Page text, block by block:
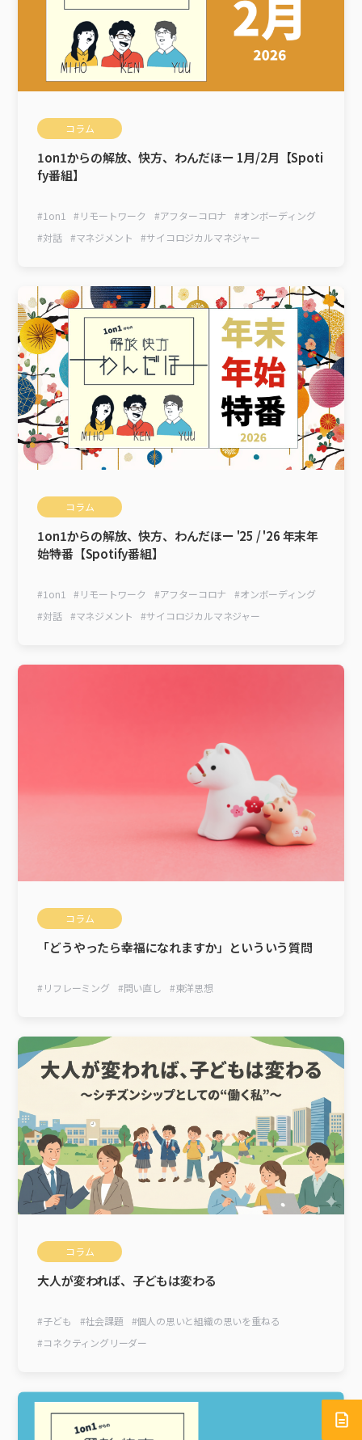
サ
コラム
1on1からの解放、快方、わんだほー 1月/2月【Spoti
fy番組】
#1on1 # リモートワーク #アフターコロナ #オンボーディング
#対話 #マネジメント #サイコロジカルマネジャー
コラム
1on1からの解放、快方、わんだほー '25 / '26 年末年
始特番【Spotify番組】
#1on1 # リモートワーク #アフターコロナ #オンボーディング
#対話 #マネジメント #サイコロジカルマネジャー
コラム
「どうやったら幸福になれますか」といういう質問
# リフレーミング #問い直し #東洋思想
コラム
大人が変われば、子どもは変わる
#子ども #社会課題 #個人の思いと組織の思いを重ねる
#コネクティングリーダー